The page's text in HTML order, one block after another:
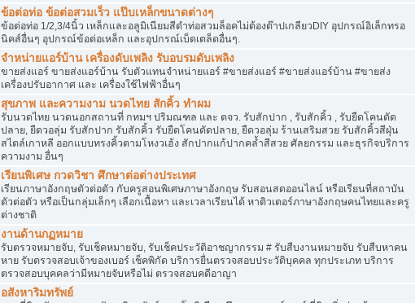
ข้อต่อท่อ ข้อต่อสวมเร็ว แป๊บเหล็กขนาดต่างๆ
ข้อต่อท่อ 1/2,3/4นิ้ว เหล็กและอลูมิเนียมสีดำท่อสวมล็อคไม่ต้องต๊าปเกลียวDIY อุปกรณ์อิเล็กทรอ
นิคส์อื่นๆ อุปกรณ์ข้อต่อเหล็ก และอุปกรณ์เบ็ดเตล็ดอื่นๆ.
จำหน่ายแอร์บ้าน เครื่องดับเพลิง รับอบรมดับเพลิง
ขายส่งแอร์ ขายส่งแอร์บ้าน รับตัวแทนจำหน่ายแอร์ #ขายส่งแอร์ #ขายส่งแอร์บ้าน #ขายส่ง
เครื่องปรับอากาศ และ เครื่องใช้ไฟฟ้าอื่นๆ
สุขภาพ และความงาม นวดไทย สักคิ้ว ทำผม
รับนวดไทย นวดนอกสถานที่ กทมฯ ปริมณฑล และ ตจว. รับสักปาก , รับสักคิ้ว , รับยืดโคนดัด
ปลาย, ยืดวอลุ่ม รับสักปาก รับสักคิ้ว รับยืดโคนดัดปลาย, ยืดวอลุ่ม ร้านเสริมสวย รับสักคิ้วสีฝุ่น
สไตล์เกาหลี ออกแบบทรงคิ้วตามโหงวเฮ้ง สักปากแก้ปากคล้ำสีสวย ศัลยกรรม และธุรกิจบริการ
ความงาม อื่นๆ
เรียนพิเศษ กวดวิชา ศึกษาต่อต่างประเทศ
เรียนภาษาอังกฤษตัวต่อตัว กับครูสอนพิเศษภาษาอังกฤษ รับสอนสดออนไลน์ หรือเรียนที่สถาบัน
ตัวต่อตัว หรือเป็นกลุ่มเล็กๆ เลือกเนื้อหา และเวลาเรียนได้ หาติวเตอร์ภาษาอังกฤษคนไทยและครู
ต่างชาติ
งานด้านกฏหมาย
รับตรวจหมายจับ, รับเช็คหมายจับ, รับเช็คประวัติอาชญากรรม # รับสืบงานหมายจับ รับสืบหาคน
หาย รับตรวจสอบเจ้าของเบอร์ เช็คพิกัด บริการยื่นตรวจสอบประวัติบุคคล ทุกประเภท บริการ
ตรวจสอบบุคคลว่ามีหมายจับหรือไม่ ตรวจสอบคดีอาญา
อสังหาริมทรัพย์